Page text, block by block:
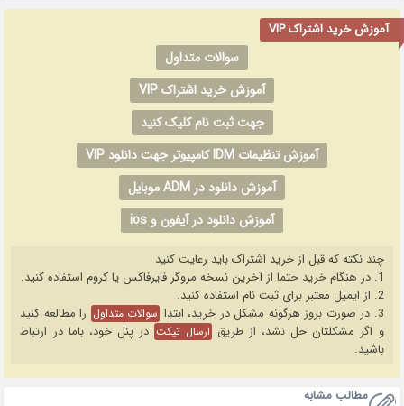
آموزش خرید اشتراک VIP
سوالات متداول
آموزش خرید اشتراک VIP
جهت ثبت نام کلیک کنید
آموزش تنظیمات IDM کامپیوتر جهت دانلود VIP
آموزش دانلود در ADM موبایل
آموزش دانلود در آیفون و ios
چند نکته که قبل از خرید اشتراک باید رعایت کنید
1. در هنگام خرید حتما از آخرین نسخه مروگر فایرفاکس یا کروم استفاده کنید.
2. از ایمیل معتبر برای ثبت نام استفاده کنید.
3. در صورت بروز هرگونه مشکل در خرید، ابتدا
سوالات متداول را مطالعه کنید
و اگر مشکلتان حل نشد، از طریق ارسال تیکت در پنل خود، باما در ارتباط
باشید.
مطالب مشابه